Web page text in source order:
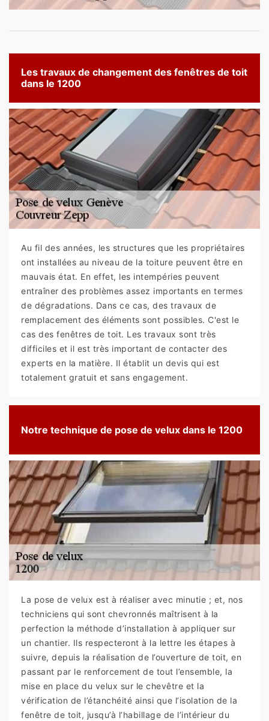
Les travaux de changement des fenêtres de toit
dans le 1200
Au fil des années, les structures que les propriétaires
ont installées au niveau de la toiture peuvent être en
mauvais état. En effet, les intempéries peuvent
entraîner des problèmes assez importants en termes
de dégradations. Dans ce cas, des travaux de
remplacement des éléments sont possibles. C'est le
cas des fenêtres de toit. Les travaux sont très
difficiles et il est très important de contacter des
experts en la matière. Il établit un devis qui est
totalement gratuit et sans engagement.
Notre technique de pose de velux dans le 1200
La pose de velux est à réaliser avec minutie ; et, nos
techniciens qui sont chevronnés maîtrisent à la
perfection la méthode d’installation à appliquer sur
un chantier. Ils respecteront à la lettre les étapes à
suivre, depuis la réalisation de l’ouverture de toit, en
passant par le renforcement de tout l’ensemble, la
mise en place du velux sur le chevêtre et la
vérification de l’étanchéité ainsi que l’isolation de la
fenêtre de toit, jusqu’à l’habillage de l’intérieur du